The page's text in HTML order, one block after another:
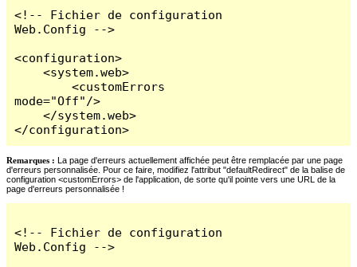
<!-- Fichier de configuration
Web.Config -->
<configuration>
    <system.web>
        <customErrors
mode="Off"/>
    </system.web>
</configuration>
Remarques : La page d'erreurs actuellement affichée peut être remplacée par une page
d'erreurs personnalisée. Pour ce faire, modifiez l'attribut "defaultRedirect" de la balise de
configuration <customErrors> de l'application, de sorte qu'il pointe vers une URL de la
page d'erreurs personnalisée !
<!-- Fichier de configuration
Web.Config -->